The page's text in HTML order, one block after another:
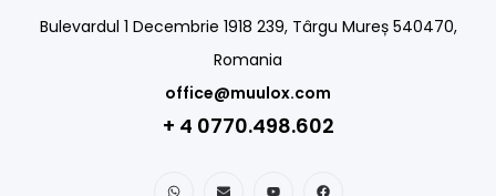
Bulevardul 1 Decembrie 1918 239, Târgu Mureș 540470,
Romania
office@muulox.com
+ 4 0770.498.602